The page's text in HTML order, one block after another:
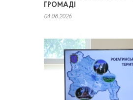
ГРОМАДІ
04.08.2026